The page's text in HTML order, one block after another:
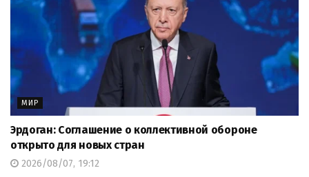
МИР
Эрдоган: Соглашение о коллективной обороне
открыто для новых стран
2026/08/07, 19:12